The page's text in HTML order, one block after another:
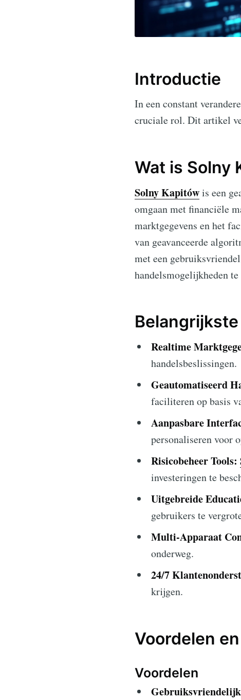
Introductie
In een constant
cruciale rol. Dit artikel
Wat is Solny
Solny Kapitówis een
omgaan met financiële
marktgegevens en het
van geavanceerde
met een
handelsmogelijkheden
Realtime
handelsbeslissingen.
Geautomatiseerd
faciliteren op basis
Aanpasbare
personaliseren voor
Risicobeheer Tools:
investeringen te
Uitgebreide
gebruikers te
Multi-Apparaat
onderweg.
24/7
krijgen.
Voordelen
Voordelen